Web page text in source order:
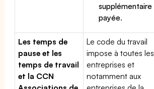
supplémentaire
payée.
Les temps de
pause et les
temps de travail
et la CCN
Le code du travail
impose à toutes les
entreprises et
notamment aux